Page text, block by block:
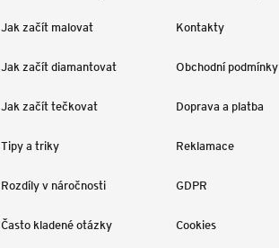
Jak začít malovat
Jak začít diamantovat
Jak začít tečkovat
Tipy a triky
Rozdíly v náročnosti
Často kladené otázky
Kontakty
Obchodní podmínky
Doprava a platba
Reklamace
GDPR
Cookies